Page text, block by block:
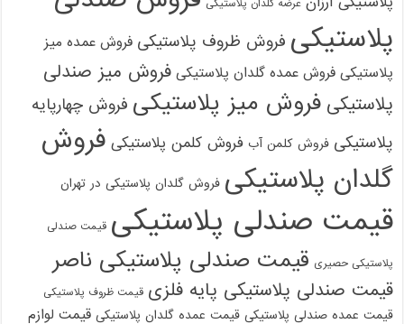
عرضه گلدان پلاستیکی
پلاستیکی فروش ظروف پلاستیکی فروش عمده میز
پلاستیکی فروش عمده گلدان پلاستیکی فروش میز صندلی
پلاستیکی فروش میز پلاستیکی فروش چهارپایه
پلاستیکی فروش کلمن آب فروش کلمن پلاستیکی فروش
گلدان پلاستیکی فروش گلدان پلاستیکی در تهران
قیمت صندلی پلاستیکی قیمت صندلی
پلاستیکی حصیری قیمت صندلی پلاستیکی ناصر
قیمت صندلی پلاستیکی پایه فلزی قیمت ظروف پلاستیکی
قیمت عمده صندلی پلاستیکی قیمت عمده گلدان پلاستیکی قیمت لوازم